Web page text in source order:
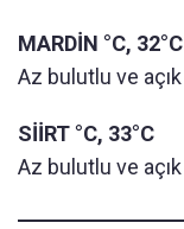
MARDİN °C, 32°C
Az bulutlu ve açık
SİİRT °C, 33°C
Az bulutlu ve açık